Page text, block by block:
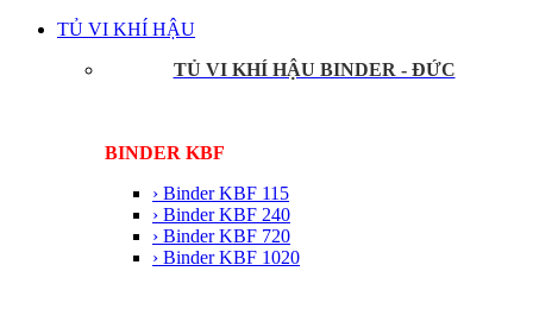
TỦ VI KHÍ HẬU
TỦ VI KHÍ HẬU BINDER - ĐỨC
BINDER KBF
› Binder KBF 115
› Binder KBF 240
› Binder KBF 720
› Binder KBF 1020